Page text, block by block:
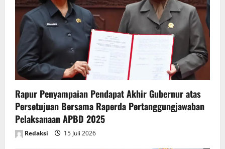
i
o
n
Rapur Penyampaian Pendapat Akhir Gubernur atas
Persetujuan Bersama Raperda Pertanggungjawaban
Pelaksanaan APBD 2025
Redaksi 15 Juli 2026